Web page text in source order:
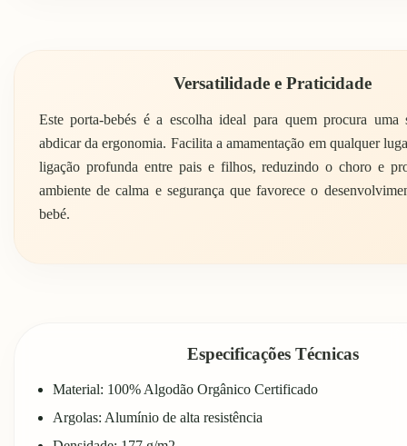
Versatilidade e Praticidade
Este porta-bebés é a escolha ideal para quem procura uma
abdicar da ergonomia. Facilita a amamentação em qualquer
ligação profunda entre pais e filhos, reduzindo o choro e
ambiente de calma e segurança que favorece o
bebé.
Especificações Técnicas
Material: 100% Algodão Orgânico Certificado
Argolas: Alumínio de alta resistência